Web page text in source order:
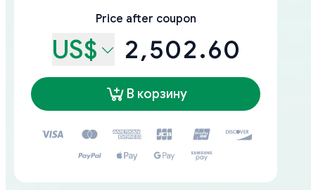
Price after coupon
US$ 2,502.60
В корзину